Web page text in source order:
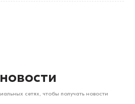
сетях, чтобы получать новости